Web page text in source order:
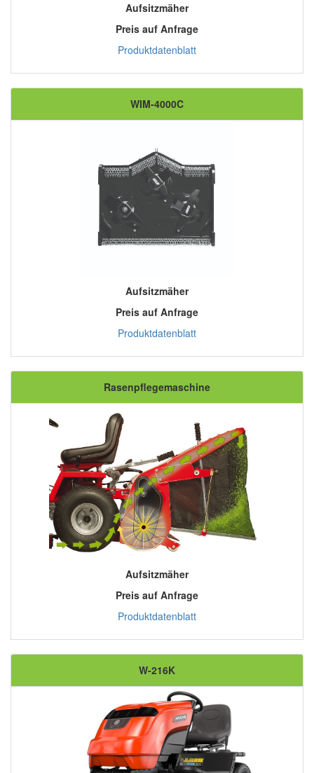
Aufsitzmäher
Preis auf Anfrage
Produktdatenblatt
WIM-4000C
Aufsitzmäher
Preis auf Anfrage
Produktdatenblatt
Rasenpflegemaschine
Aufsitzmäher
Preis auf Anfrage
Produktdatenblatt
W-216K